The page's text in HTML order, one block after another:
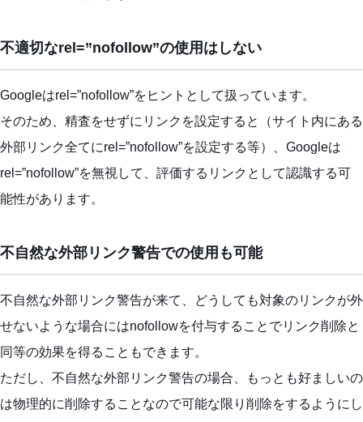
不適切なrel=”nofollow”の使用はしない
Googleはrel=”nofollow”をヒントとして扱っています。
そのため、精査をせずにリンクを設定すると（サイト内にある
外部リンク全てにrel=”nofollow”を設定する等）、Googleは
rel=”nofollow”を無視して、評価するリンクとして認識する可
能性があります。
不自然な外部リンク警告での使用も可能
不自然な外部リンク警告が来て、どうしても対象のリンクが外
せないような場合にはnofollowを付与することでリンク削除と
同等の効果を得ることもできます。
ただし、不自然な外部リンク警告の場合、もっとも好ましいの
は物理的に削除することなので可能な限り削除をするようにし